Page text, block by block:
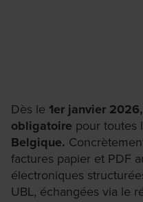
Dès le 1er janvier 2026,
obligatoire pour toutes
Belgique.
factures papier et PDF
électroniques
UBL, échangées via le